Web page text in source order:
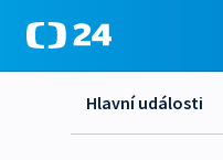
Hlavní události